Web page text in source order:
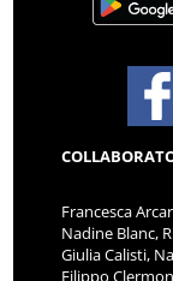
Francesca
Nadine Blanc,
Giulia Calisti,
Filippo